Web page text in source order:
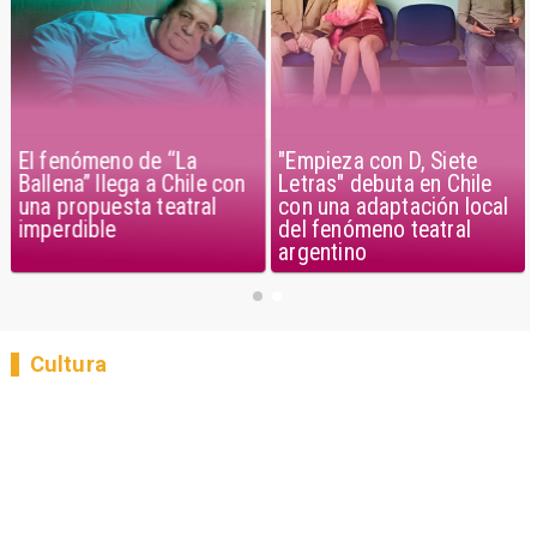
El fenómeno de “La
Ballena” llega a Chile con
una propuesta teatral
imperdible
"Empieza con D, Siete
Letras" debuta en Chile
con una adaptación local
del fenómeno teatral
argentino
Cultura